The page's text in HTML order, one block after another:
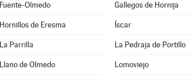
Fuente-Olmedo Gallegos de Hornija
Hornillos de Eresma Íscar
La Parrilla La Pedraja de Portillo
Llano de Olmedo Lomoviejo